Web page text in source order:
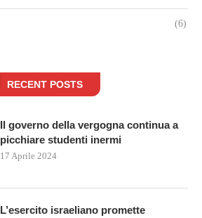
(6)
RECENT POSTS
Il governo della vergogna continua a
picchiare studenti inermi
17 Aprile 2024
L’esercito israeliano promette